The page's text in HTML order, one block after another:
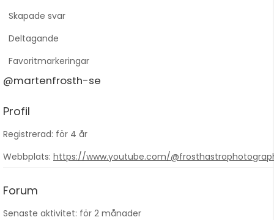
Skapade svar
Deltagande
Favoritmarkeringar
@martenfrosth-se
Profil
Registrerad: för 4 år
Webbplats: https://www.youtube.com/
Forum
Senaste aktivitet: för 2 månader